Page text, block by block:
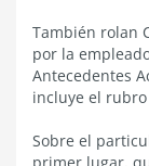
También rolan
por la
Antecedentes
incluye el
Sobre el